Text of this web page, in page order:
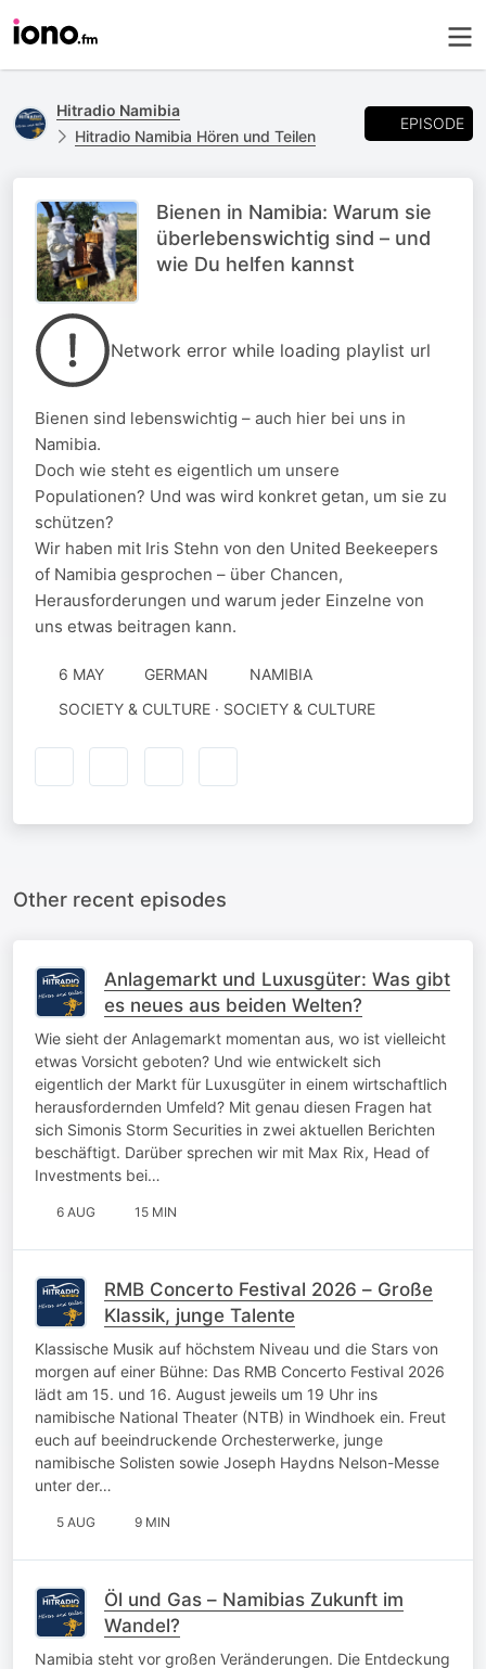
Hitradio Namibia
Hitradio Namibia Hören und Teilen
EPISODE
Bienen in Namibia: Warum sie
überlebenswichtig sind – und
wie Du helfen kannst
Network error while loading playlist url
Bienen sind lebenswichtig – auch hier bei uns in
Namibia.
Doch wie steht es eigentlich um unsere
Populationen? Und was wird konkret getan, um sie zu
schützen?
Wir haben mit Iris Stehn von den United Beekeepers
of Namibia gesprochen – über Chancen,
Herausforderungen und warum jeder Einzelne von
uns etwas beitragen kann.
6 MAY GERMAN
NAMIBIA
SOCIETY & CULTURE · SOCIETY & CULTURE
Other recent episodes
Anlagemarkt und Luxusgüter: Was gibt
es neues aus beiden Welten?
Wie sieht der Anlagemarkt momentan aus, wo ist vielleicht
etwas Vorsicht geboten? Und wie entwickelt sich
eigentlich der Markt für Luxusgüter in einem wirtschaftlich
herausfordernden Umfeld? Mit genau diesen Fragen hat
sich Simonis Storm Securities in zwei aktuellen Berichten
beschäftigt. Darüber sprechen wir mit Max Rix, Head of
Investments bei…
6 AUG 15 MIN
RMB Concerto Festival 2026 – Große
Klassik, junge Talente
Klassische Musik auf höchstem Niveau und die Stars von
morgen auf einer Bühne: Das RMB Concerto Festival 2026
lädt am 15. und 16. August jeweils um 19 Uhr ins
namibische National Theater (NTB) in Windhoek ein. Freut
euch auf beeindruckende Orchesterwerke, junge
namibische Solisten sowie Joseph Haydns Nelson-Messe
unter der…
5 AUG 9 MIN
Öl und Gas – Namibias Zukunft im
Wandel?
Namibia steht vor großen Veränderungen. Die Entdeckung